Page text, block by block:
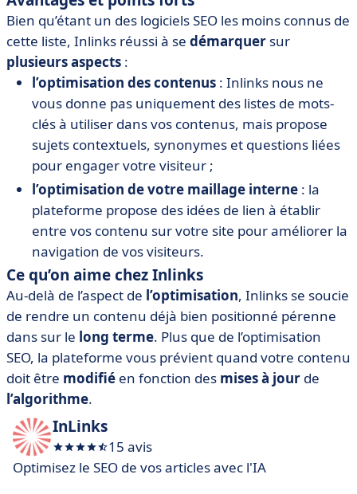
Bien qu’étant un des logiciels SEO les moins connus de
cette liste, Inlinks réussi à se démarquer sur
plusieurs aspects :
l’optimisation des contenus : Inlinks nous ne
vous donne pas uniquement des listes de mots-
clés à utiliser dans vos contenus, mais propose
sujets contextuels, synonymes et questions liées
pour engager votre visiteur ;
l’optimisation de votre maillage interne : la
plateforme propose des idées de lien à établir
entre vos contenu sur votre site pour améliorer la
navigation de vos visiteurs.
Ce qu’on aime chez Inlinks
Au-delà de l’aspect de l’optimisation, Inlinks se soucie
de rendre un contenu déjà bien positionné pérenne
dans sur le long terme. Plus que de l’optimisation
SEO, la plateforme vous prévient quand votre contenu
doit être modifié en fonction des mises à jour de
l’algorithme.
InLinks
15 avis
Optimisez le SEO de vos articles avec l'IA